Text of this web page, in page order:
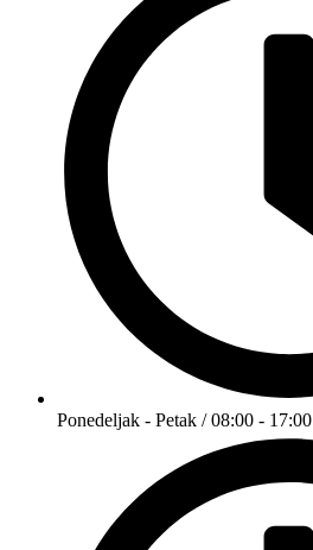
Ponedeljak - Petak / 08:00 - 17:00